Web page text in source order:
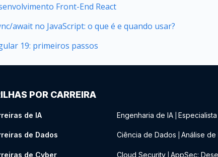
Front-End React
await no JavaScript: o que é e quando usar?
19: primeiros passos
POR CARREIRA
de IA Engenharia de IA
de Dados Ciência de Dados Análise de
de Cyber Cloud Security AppSec: